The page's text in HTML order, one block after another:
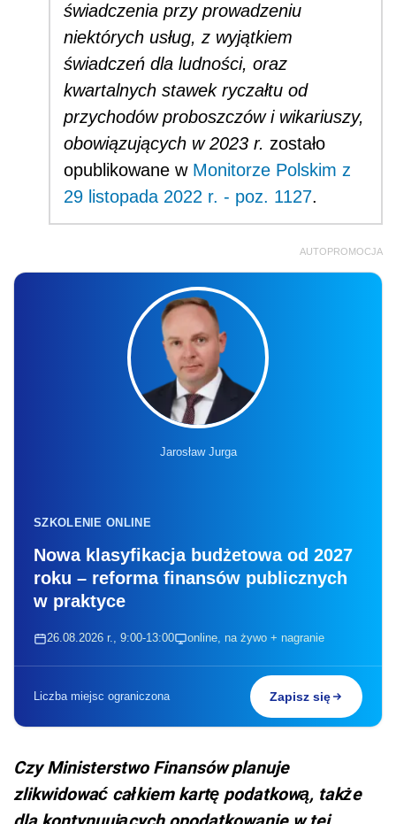
świadczenia przy prowadzeniu
niektórych usług, z wyjątkiem
świadczeń dla ludności, oraz
kwartalnych stawek ryczałtu od
przychodów proboszczów i wikariuszy,
obowiązujących w 2023 r. zostało
opublikowane w Monitorze Polskim z
29 listopada 2022 r. - poz. 1127.
AUTOPROMOCJA
Jarosław Jurga
SZKOLENIE ONLINE
Nowa klasyfikacja budżetowa od 2027
roku – reforma finansów publicznych
w praktyce
26.08.2026 r., 9:00-13:00 online, na żywo + nagranie
Liczba miejsc ograniczona Zapisz się
Czy Ministerstwo Finansów planuje
zlikwidować całkiem kartę podatkową, także